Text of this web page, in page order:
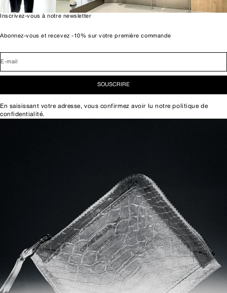
Inscrivez-vous à notre newsletter
Abonnez-vous et recevez -10% sur votre première commande
E-mail
SOUSCRIRE
En saisissant votre adresse, vous confirmez avoir lu notrepolitique de
confidentialité.